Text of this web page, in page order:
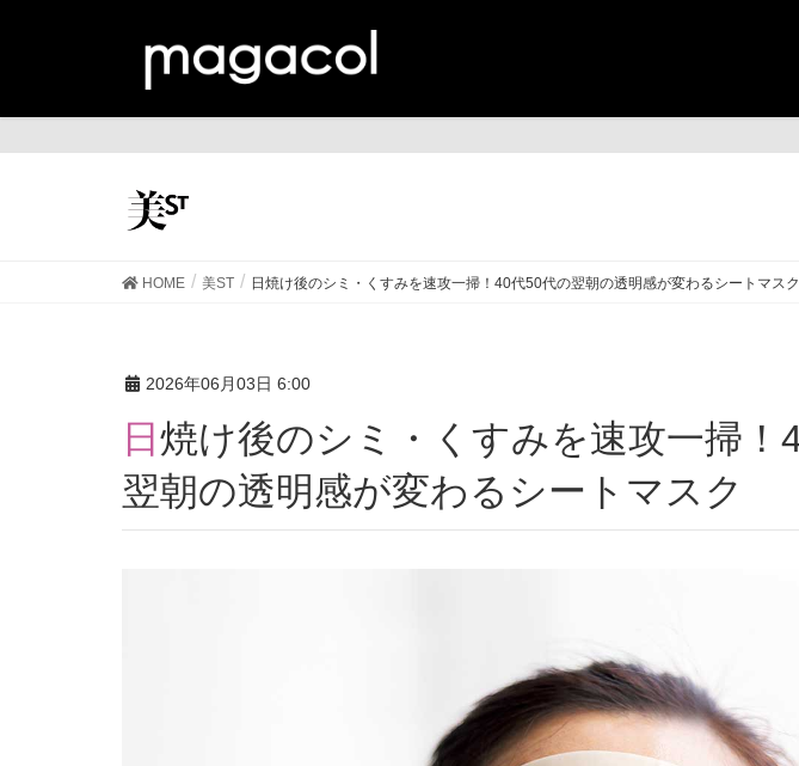
HOME 美ST 日焼け後のシミ・くすみを速攻一掃！40代50代の翌朝の透明感が変わるシートマスク
2026年06月03日 6:00
日焼け後のシミ・くすみを速攻一掃！40代50代の
翌朝の透明感が変わるシートマスク